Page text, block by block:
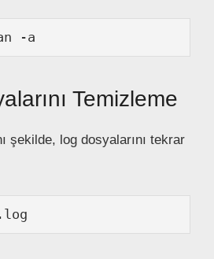
-a
Temizleme
şekilde, log dosyalarını tekrar